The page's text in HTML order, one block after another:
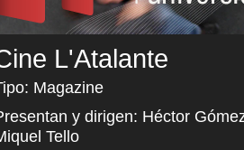
L'Atalante
Magazine
y dirigen: Héctor
Tello